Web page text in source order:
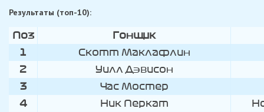
Результаты (топ-10):
Поз
Гонщик
1
Скотт Маклафлин
2
Уилл Дэвисон
3
Час Мостер
4
Ник Перкат